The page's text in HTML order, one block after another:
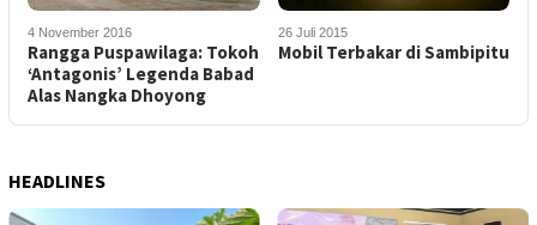
4 November 2016
Rangga Puspawilaga: Tokoh
‘Antagonis’ Legenda Babad
Alas Nangka Dhoyong
26 Juli 2015
Mobil Terbakar di Sambipitu
HEADLINES